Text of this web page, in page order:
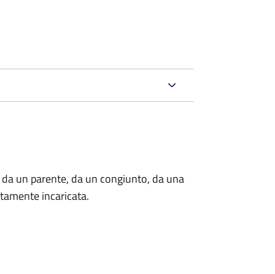
un parente, da un congiunto, da una
incaricata.